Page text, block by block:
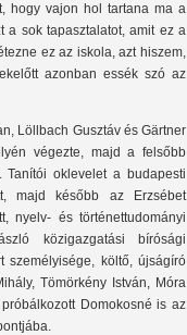
hogy vajon hol tartana ma a
a sok tapasztalatot, amit ez a
ez az iskola, azt hiszem,
azonban essék szó az
Löllbach Gusztáv és Gärtner
végezte, majd a felsőbb
Tanítói oklevelet a budapesti
majd később az Erzsébet
nyelv- és történettudományi
közigazgatási bírósági
személyisége, költő, újságíró
Tömörkény István, Móra
Domokosné is az